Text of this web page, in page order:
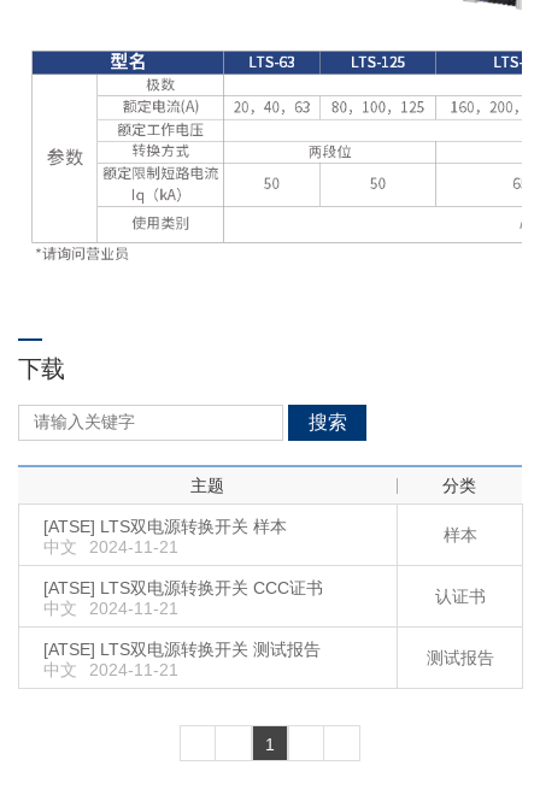
下载
搜索
主题 分类
[ATSE] LTS双电源转换开关 样本
中文
2024-11-21
样本
[ATSE] LTS双电源转换开关 CCC证书
中文
2024-11-21
认证书
[ATSE] LTS双电源转换开关 测试报告
中文
2024-11-21
测试报告
1